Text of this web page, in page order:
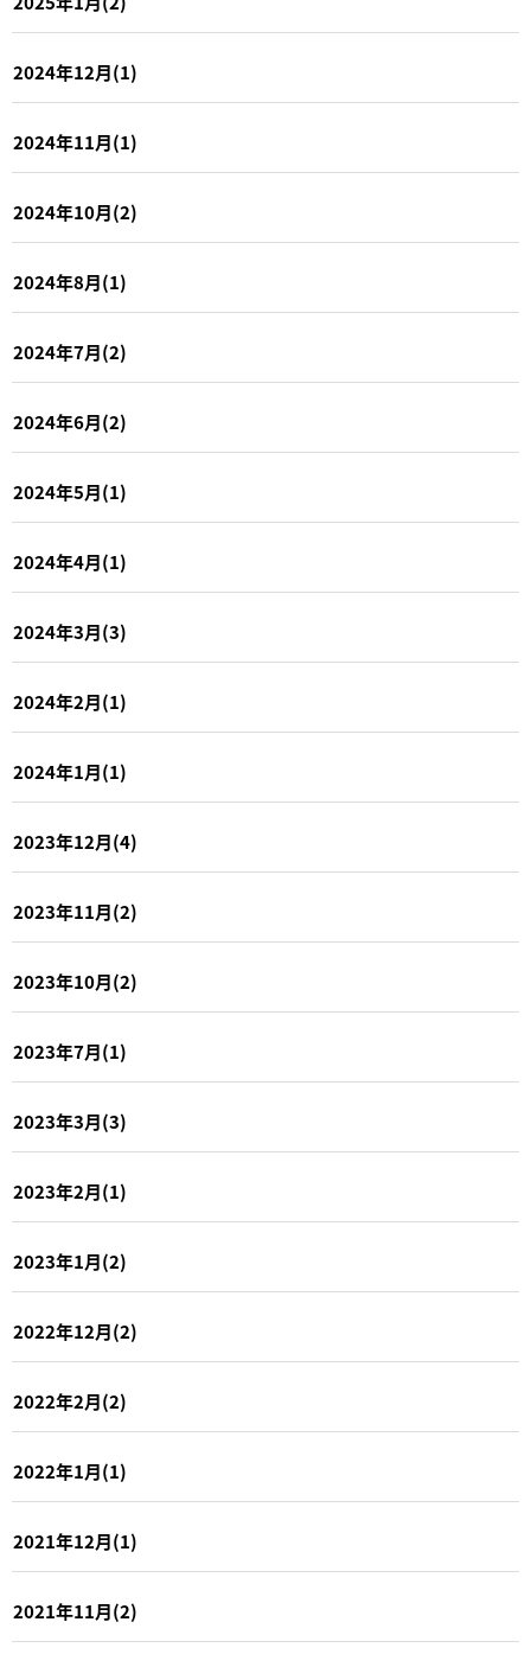
2024年12月(1)
2024年11月(1)
2024年10月(2)
2024年8月(1)
2024年7月(2)
2024年6月(2)
2024年5月(1)
2024年4月(1)
2024年3月(3)
2024年2月(1)
2024年1月(1)
2023年12月(4)
2023年11月(2)
2023年10月(2)
2023年7月(1)
2023年3月(3)
2023年2月(1)
2023年1月(2)
2022年12月(2)
2022年2月(2)
2022年1月(1)
2021年12月(1)
2021年11月(2)